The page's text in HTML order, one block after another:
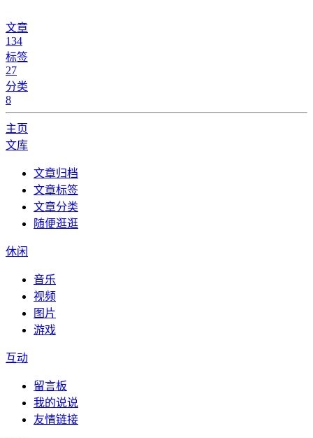
文章
134
标签
27
分类
8
主页
文库
文章归档
文章标签
文章分类
随便逛逛
休闲
音乐
视频
图片
游戏
互动
留言板
我的说说
友情链接